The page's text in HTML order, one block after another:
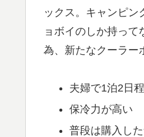
ックス。キャンピ
ョボイのしか持っ
為、新たなクーラー
夫婦で1泊2日
保冷力が高い
普段は購入し